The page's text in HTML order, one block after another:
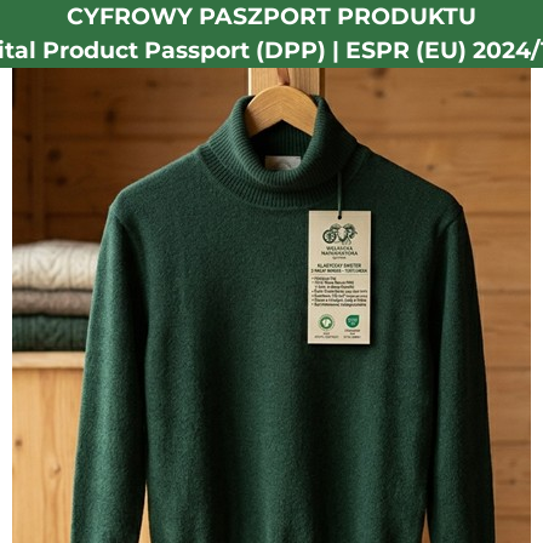
CYFROWY PASZPORT PRODUKTU
Product Passport (DPP) | ESPR (EU) 2024/